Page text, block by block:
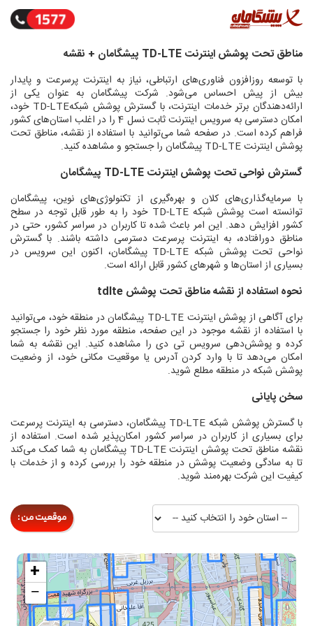
مناطق تحت پوشش اینترنت TD-LTE پیشگامان + نقشه
با توسعه روزافزون فناوری‌های ارتباطی، نیاز به اینترنت پرسرعت و پایدار
بیش از پیش احساس می‌شود. شرکت پیشگامان به عنوان یکی از
ارائه‌دهندگان برتر خدمات اینترنت، با گسترش پوشش شبکهTD-LTE خود،
امکان دسترسی به سرویس اینترنت ثابت نسل 4 را در اغلب استان‌های کشور
فراهم کرده است. در صفحه شما می‌توانید با استفاده از نقشه، مناطق تحت
پوشش اینترنت TD-LTE پیشگامان را جستجو و مشاهده کنید.
گسترش نواحی تحت پوشش اینترنت TD-LTE پیشگامان
با سرمایه‌گذاری‌های کلان و بهره‌گیری از تکنولوژی‌های نوین، پیشگامان
توانسته است پوشش شبکه TD-LTE خود را به طور قابل توجه در سطح
کشور افزایش دهد. این امر باعث شده تا کاربران در سراسر کشور، حتی در
مناطق دورافتاده، به اینترنت پرسرعت دسترسی داشته باشند. با گسترش
نواحی تحت پوشش شبکه TD-LTE پیشگامان، اکنون این سرویس در
بسیاری از استان‌ها و شهرهای کشور قابل ارائه است.
نحوه استفاده از نقشه مناطق تحت پوشش tdlte
برای آگاهی از پوشش اینترنت TD-LTE پیشگامان در منطقه خود، می‌توانید
با استفاده از نقشه موجود در این صفحه، منطقه مورد نظر خود را جستجو
کرده و پوشش‌دهی سرویس تی دی را مشاهده کنید. این نقشه به شما
امکان می‌دهد تا با وارد کردن آدرس یا موقعیت مکانی خود، از وضعیت
پوشش شبکه در منطقه مطلع شوید.
سخن پایانی
با گسترش پوشش شبکه TD-LTE پیشگامان، دسترسی به اینترنت پرسرعت
برای بسیاری از کاربران در سراسر کشور امکان‌پذیر شده است. استفاده از
نقشه مناطق تحت پوشش اینترنت TD-LTE پیشگامان به شما کمک می‌کند
تا به سادگی وضعیت پوشش در منطقه خود را بررسی کرده و از خدمات با
کیفیت این شرکت بهره‌مند شوید.
موقعیت من :
+
−